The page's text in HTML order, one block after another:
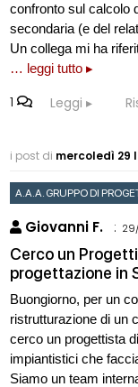
confronto sul calcolo
secondaria (e del
Un collega mi ha
… leggi tutto ▸
1 Leggi
i post di mercoledì 29
A.A.A. GRUPPO DI
Giovanni F. :
Cerco un
progettazione in
Buongiorno, per un
ristrutturazione di un
cerco un progettista
impiantistici che
Siamo un team